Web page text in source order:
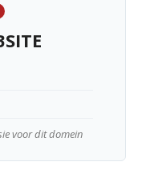
voor dit domein